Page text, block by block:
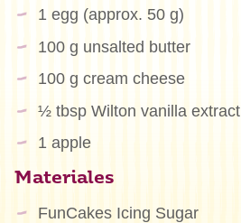
1 egg (approx. 50 g)
100 g unsalted butter
100 g cream cheese
½ tbsp Wilton vanilla extract
1 apple
Materiales
FunCakes Icing Sugar